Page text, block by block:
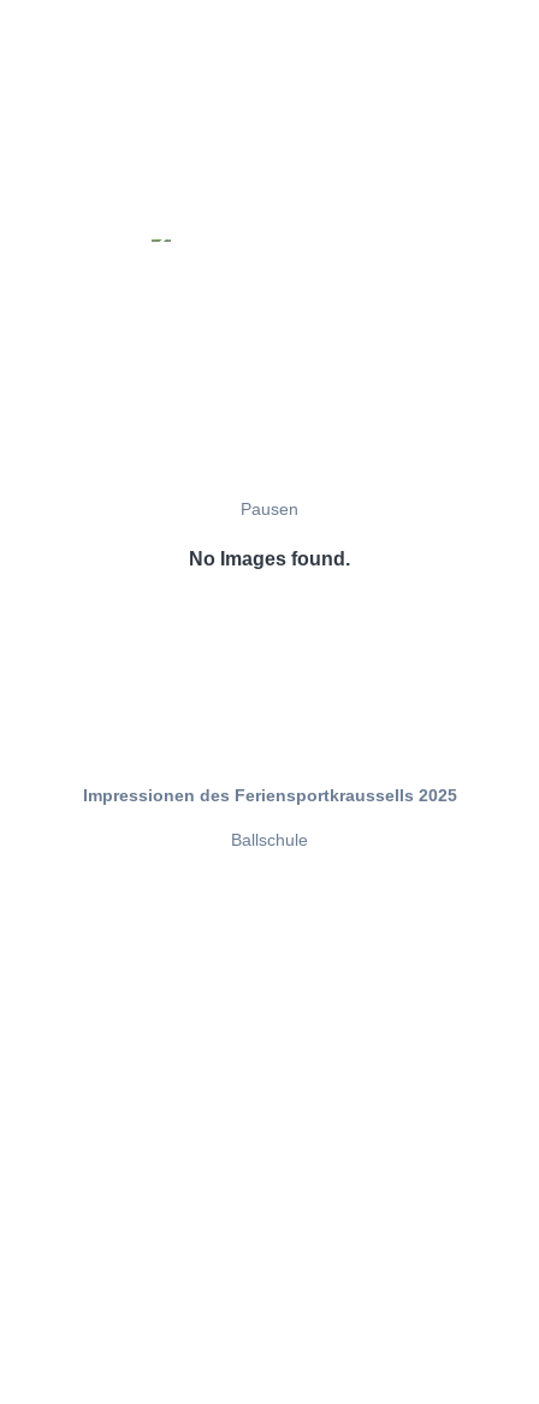
Pausen
No Images found.
Impressionen des Feriensportkraussells 2025
Ballschule